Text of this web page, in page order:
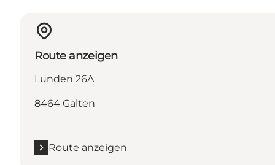
Route anzeigen
Lunden 26A
8464 Galten
Route anzeigen